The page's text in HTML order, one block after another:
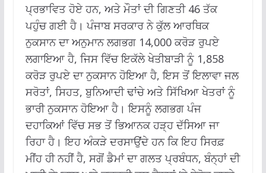
ਪ੍ਰਭਾਵਿਤ ਹੋਏ ਹਨ, ਅਤੇ ਮੌਤਾਂ ਦੀ ਗਿਣਤੀ 46 ਤੱਕ
ਪਹੁੰਚ ਗਈ ਹੈ। ਪੰਜਾਬ ਸਰਕਾਰ ਨੇ ਕੁੱਲ ਆਰਥਿਕ
ਨੁਕਸਾਨ ਦਾ ਅਨੁਮਾਨ ਲਗਭਗ 14,000 ਕਰੋੜ ਰੁਪਏ
ਲਗਾਇਆ ਹੈ, ਜਿਸ ਵਿੱਚ ਇਕੱਲੇ ਖੇਤੀਬਾੜੀ ਨੂੰ 1,858
ਕਰੋੜ ਰੁਪਏ ਦਾ ਨੁਕਸਾਨ ਹੋਇਆ ਹੈ, ਇਸ ਤੋਂ ਇਲਾਵਾ ਜਲ
ਸਰੋਤਾਂ, ਸਿਹਤ, ਬੁਨਿਆਦੀ ਢਾਂਚੇ ਅਤੇ ਸਿੱਖਿਆ ਖੇਤਰਾਂ ਨੂੰ
ਭਾਰੀ ਨੁਕਸਾਨ ਹੋਇਆ ਹੈ। ਇਸਨੂੰ ਲਗਭਗ ਪੰਜ
ਦਹਾਕਿਆਂ ਵਿੱਚ ਸਭ ਤੋਂ ਭਿਆਨਕ ਹੜ੍ਹ ਦੱਸਿਆ ਜਾ
ਰਿਹਾ ਹੈ। ਇਹ ਅੰਕੜੇ ਦਰਸਾਉਂਦੇ ਹਨ ਕਿ ਇਹ ਸਿਰਫ਼
ਮੀਂਹ ਹੀ ਨਹੀਂ ਹੈ, ਸਗੋਂ ਡੈਮਾਂ ਦਾ ਗਲਤ ਪ੍ਰਬੰਧਨ, ਬੰਨ੍ਹਾਂ ਦੀ